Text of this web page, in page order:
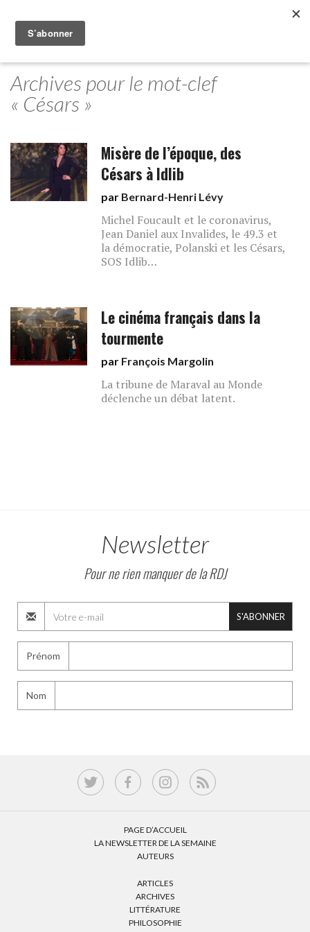
Archives pour le mot-clef
« Césars »
Misère de l’époque, des
Césars à Idlib
par Bernard-Henri Lévy
Michel Foucault et le coronavirus,
Jean Daniel aux Invalides, le 49.3 et
la démocratie, Polanski et les Césars,
SOS Idlib…
Le cinéma français dans la
tourmente
par François Margolin
La tribune de Maraval au Monde
déclenche un débat latent.
Newsletter
Pour ne rien manquer de la RDJ
S'ABONNER
Prénom
Nom
PAGE D’ACCUEIL
LA NEWSLETTER DE LA SEMAINE
AUTEURS
ARTICLES
ARCHIVES
LITTÉRATURE
PHILOSOPHIE